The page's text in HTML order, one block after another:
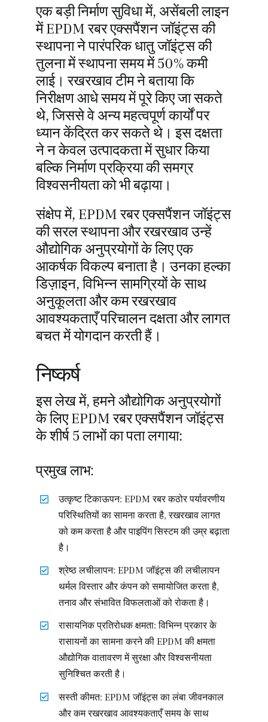
एक बड़ी निर्माण सुविधा में, असेंबली लाइन
में EPDM रबर एक्सपैंशन जॉइंट्स की
स्थापना ने पारंपरिक धातु जॉइंट्स की
तुलना में स्थापना समय में 50% कमी
लाई। रखरखाव टीम ने बताया कि
निरीक्षण आधे समय में पूरे किए जा सकते
थे, जिससे वे अन्य महत्वपूर्ण कार्यों पर
ध्यान केंद्रित कर सकते थे। इस दक्षता
ने न केवल उत्पादकता में सुधार किया
बल्कि निर्माण प्रक्रिया की समग्र
विश्वसनीयता को भी बढ़ाया।
संक्षेप में, EPDM रबर एक्सपैंशन जॉइंट्स
की सरल स्थापना और रखरखाव उन्हें
औद्योगिक अनुप्रयोगों के लिए एक
आकर्षक विकल्प बनाता है। उनका हल्का
डिज़ाइन, विभिन्न सामग्रियों के साथ
अनुकूलता और कम रखरखाव
आवश्यकताएँ परिचालन दक्षता और लागत
बचत में योगदान करती हैं।
निष्कर्ष
इस लेख में, हमने औद्योगिक अनुप्रयोगों
के लिए EPDM रबर एक्सपैंशन जॉइंट्स
के शीर्ष 5 लाभों का पता लगाया:
प्रमुख लाभ:
उत्कृष्ट टिकाऊपन: EPDM रबर कठोर पर्यावरणीय
परिस्थितियों का सामना करता है, रखरखाव लागत
को कम करता है और पाइपिंग सिस्टम की उम्र बढ़ाता
है।
श्रेष्ठ लचीलापन: EPDM जॉइंट्स की लचीलापन
थर्मल विस्तार और कंपन को समायोजित करता है,
तनाव और संभावित विफलताओं को रोकता है।
रासायनिक प्रतिरोधक क्षमता: विभिन्न प्रकार के
रासायनों का सामना करने की EPDM की क्षमता
औद्योगिक वातावरण में सुरक्षा और विश्वसनीयता
सुनिश्चित करती है।
सस्ती कीमत: EPDM जॉइंट्स का लंबा जीवनकाल
और कम रखरखाव आवश्यकताएँ समय के साथ